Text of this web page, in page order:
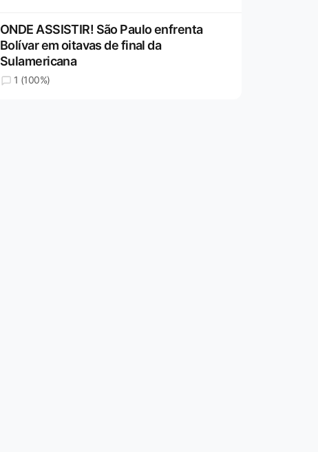
ONDE ASSISTIR! São Paulo enfrenta
Bolívar em oitavas de final da
Sulamericana
1 (100%)